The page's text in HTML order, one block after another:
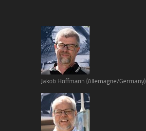
Jakob Hoffmann (Allemagne/Germany)